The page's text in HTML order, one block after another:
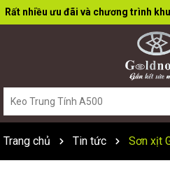
Rất nhiều ưu đãi và chương trình
Trang chủ Tin tức Sơn xịt